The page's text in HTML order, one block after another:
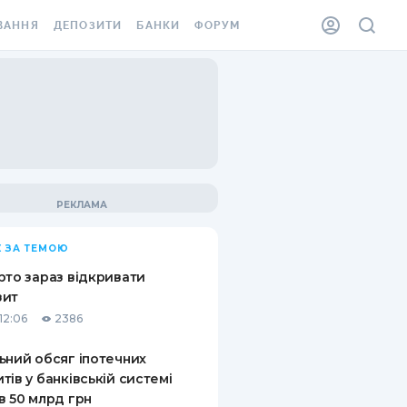
ВІНЬЄТКА
ВІД
ВИПАДКІВ
ДЕПОЗИТИ
ПИТАННЯ ТА ВІДПОВІДІ
ПУТІВНИКИ ПО
БАНКИ ФОРУМ
ЗА ТЕМОЮ
зараз відкривати
2386
обсяг іпотечних
у банківській системі
50 млрд грн